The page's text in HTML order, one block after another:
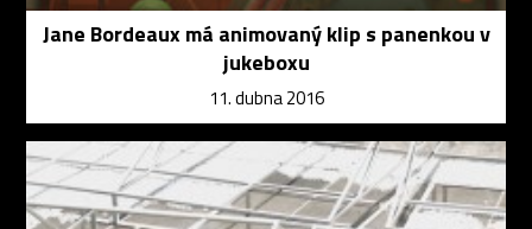
Jane Bordeaux má animovaný klip s panenkou v
jukeboxu
11. dubna 2016